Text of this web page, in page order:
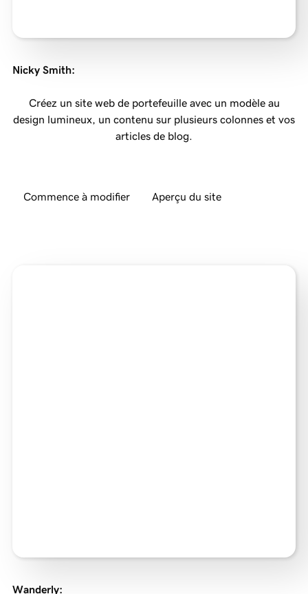
Nicky Smith:
Créez un site web de portefeuille avec un modèle au
design lumineux, un contenu sur plusieurs colonnes et vos
articles de blog.
Commence à modifier Aperçu du site
Wanderly: